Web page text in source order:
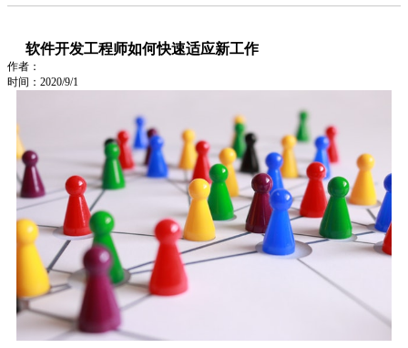
软件开发工程师如何快速适应新工作
作者：
时间：2020/9/1